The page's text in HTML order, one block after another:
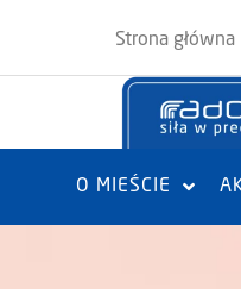
Strona główna
O MIEŚCIE